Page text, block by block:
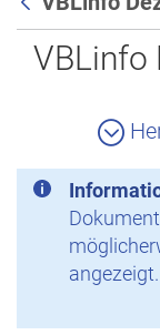
Zurück
VBLinfo
angezeigt.